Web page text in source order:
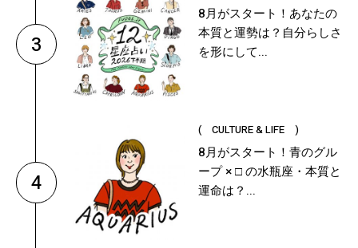
3
8月がスタート！あなたの
本質と運勢は？自分らしさ
を形にして...
4
( CULTURE & LIFE )
8月がスタート！青のグル
ープ × □ の水瓶座・本質と
運命は？...